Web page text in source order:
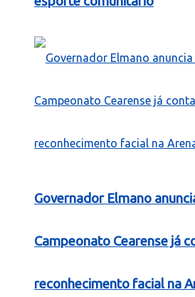
Governador Elmano
Campeonato Cearense já
reconhecimento facial na